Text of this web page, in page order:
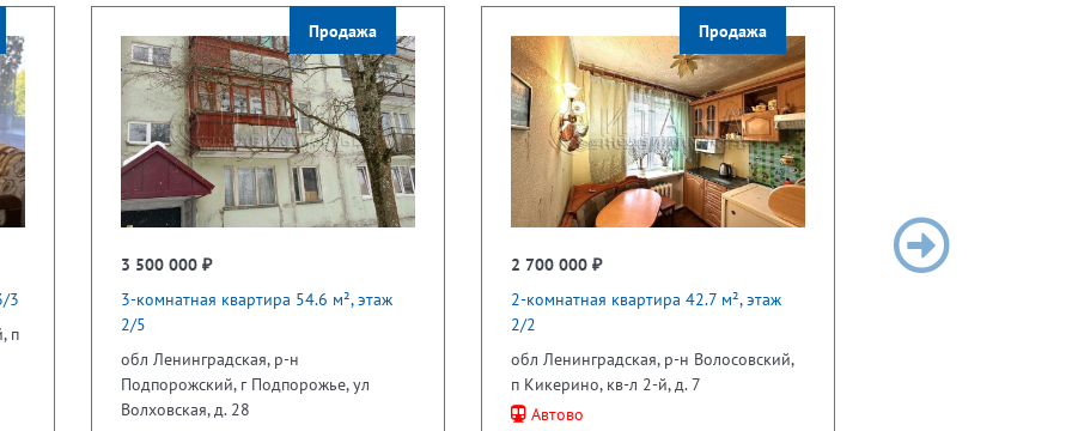
3
п
Продажа
3 500 000 ₽
3-комнатная квартира 54.6 м², этаж
2/5
обл Ленинградская, р-н
Подпорожский, г Подпорожье, ул
Волховская, д. 28
Продажа
2 700 000 ₽
2-комнатная квартира 42.7 м², этаж
2/2
обл Ленинградская, р-н Волосовский,
п Кикерино, кв-л 2-й, д. 7
Автово